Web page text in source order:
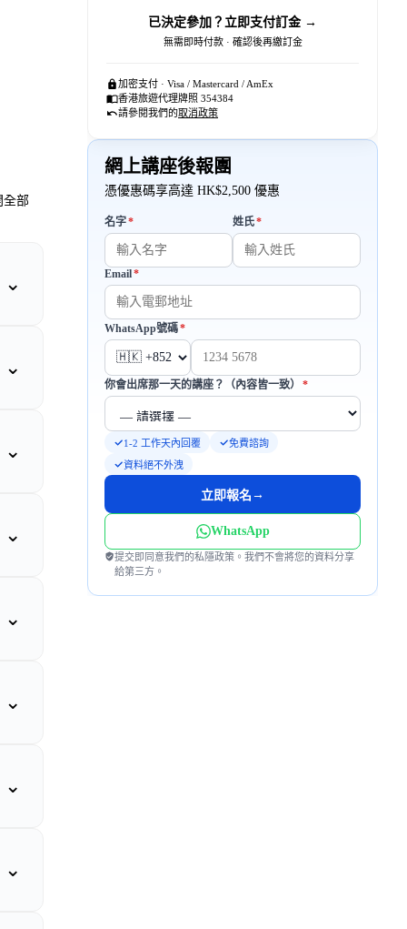
全部
⌄
⌄
⌄
⌄
⌄
⌄
⌄
⌄
已決定參加？立即支付訂金 →
無需即時付款 · 確認後再繳訂金
加密支付 · Visa / Mastercard / AmEx
香港旅遊代理牌照 354384
請參閱我們的取消政策
網上講座後報團
憑優惠碼享高達 HK$2,500 優惠
名字*必填 姓氏*必填
Email*必填
WhatsApp號碼*必填
你會出席那一天的講座？（內容皆一致） *必填
1-2 工作天內回覆
免費諮詢
資料絕不外洩
立即報名→
WhatsApp
提交即同意我們的私隱政策。我們不會將您的資料分享
給第三方。